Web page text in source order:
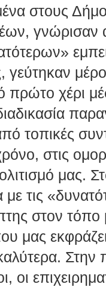
στους
γεύτηκαν
πρώτο χέρι
τοπικές
στις
μας.
τις
στον
μας